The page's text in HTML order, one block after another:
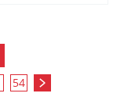
54